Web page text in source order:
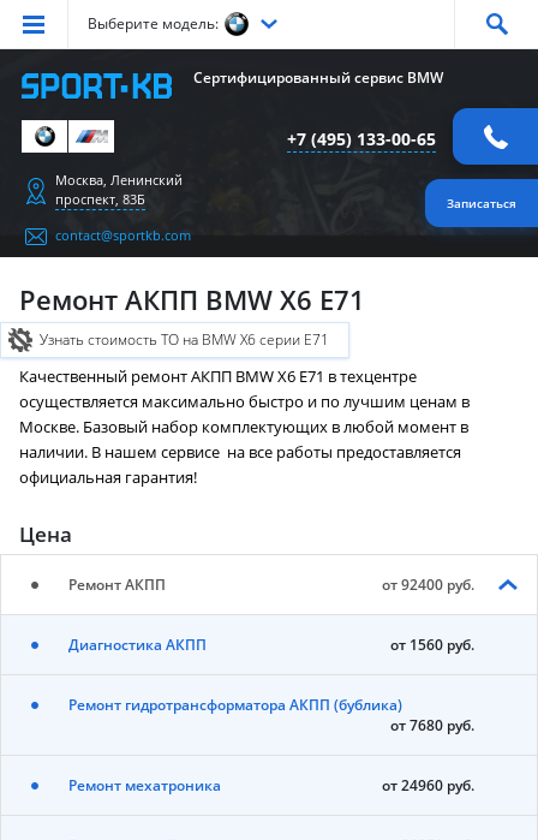
Выберите модель:
Серия Серия Серия
СерияX3
Серия X4 X6 СерияZ4 СерияM
Сертифицированный сервис BMW
+7 (495) 133-00-65
Записаться
Москва, Ленинский
проспект, 83Б
contact@sportkb.com
Ремонт АКПП BMW X6 E71
Узнать стоимость ТО на BMW X6 серии E71
Качественный ремонт АКПП BMW X6 E71 в техцентре
осуществляется максимально быстро и по лучшим ценам в
Москве. Базовый набор комплектующих в любой момент в
наличии. В нашем сервисе на все работы предоставляется
официальная гарантия!
Цена
Ремонт АКПП от 92400 руб.
Диагностика АКПП от 1560 руб.
Ремонт гидротрансформатора АКПП (бублика)
от 7680 руб.
Ремонт мехатроника от 24960 руб.